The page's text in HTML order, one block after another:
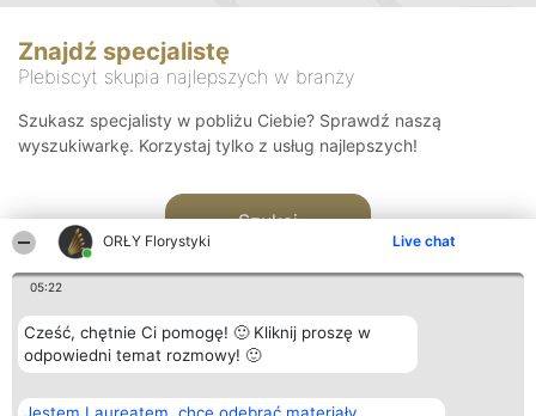
ORŁY Florystyki Live chat
05:22
Cześć, chętnie Ci pomogę! 🙂 Kliknij proszę w
odpowiedni temat rozmowy! 🙂
Znajdź specjalistę
Plebiscyt skupia najlepszych w branży
Szukasz specjalisty w pobliżu Ciebie? Sprawdź naszą
wyszukiwarkę. Korzystaj tylko z usług najlepszych!
Szukaj
Organizator plebiscytu Plebiscyt Kontakt